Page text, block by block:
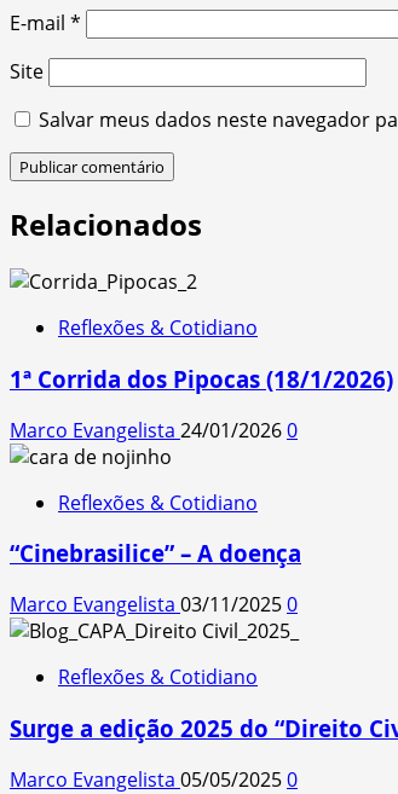
E-mail *
Site
Salvar meus dados neste navegador
Relacionados
Reflexões & Cotidiano
1ª Corrida dos Pipocas (18/1/2026)
Marco Evangelista 24/01/20260
Reflexões & Cotidiano
“Cinebrasilice” – A doença
Marco Evangelista 03/11/20250
Reflexões & Cotidiano
Surge a edição 2025 do “Direito
Marco Evangelista 05/05/20250